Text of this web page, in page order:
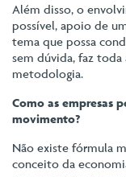
Além disso, o
possível, apoio de
tema que possa
sem dúvida, faz toda
metodologia.
Como as empresas
movimento?
Não existe fórmula
conceito da